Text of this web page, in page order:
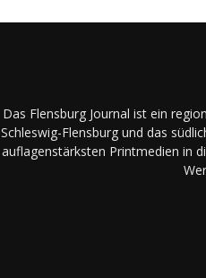
Das Flensburg Journal ist ein
Schleswig-Flensburg und das
auflagenstärksten Printmedien in